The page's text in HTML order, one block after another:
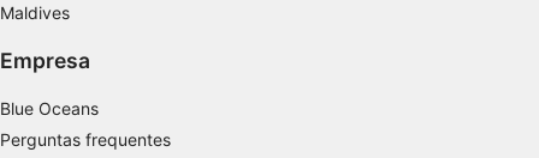
Maldives
Empresa
Blue Oceans
Perguntas frequentes
ou combinações de dados de fontes
Desenvolver e melhorar os serviços